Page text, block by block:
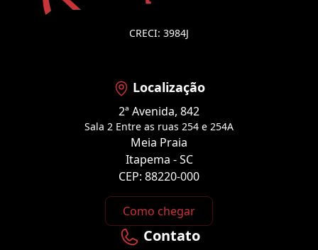
CRECI: 3984J
Localização
2ª Avenida, 842
Sala 2 Entre as ruas 254 e 254A
Meia Praia
Itapema - SC
CEP: 88220-000
Como chegar
Contato